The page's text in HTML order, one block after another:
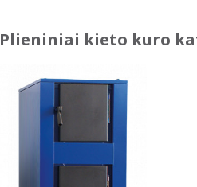
Plieniniai kieto kuro